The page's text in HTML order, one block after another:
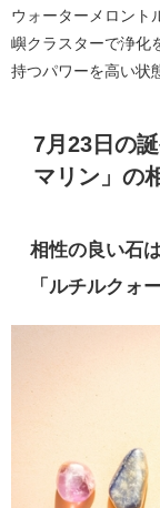
ウォーターメロント
嶼クラスターで浄化
持つパワーを高い状
7月23日の
マリン」の
相性の良い石
「ルチルクォ